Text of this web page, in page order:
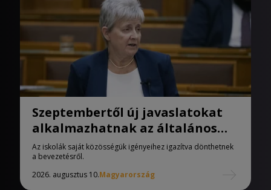
Szeptembertől új javaslatokat
alkalmazhatnak az általános
iskolák
Az iskolák saját közösségük igényeihez igazítva dönthetnek
a bevezetésről.
2026. augusztus 10.Magyarország